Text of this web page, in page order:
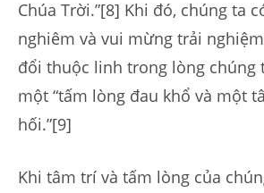
Chúa Trời.”[8] Khi đó, chúng ta
nghiêm và vui mừng trải
đổi thuộc linh trong lòng chúng
một “tấm lòng đau khổ và một
hối.”[9]
Khi tâm trí và tấm lòng của